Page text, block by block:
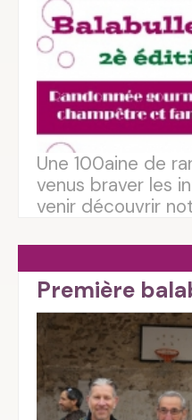
Une 100aine de
venus braver les
venir découvrir
Première